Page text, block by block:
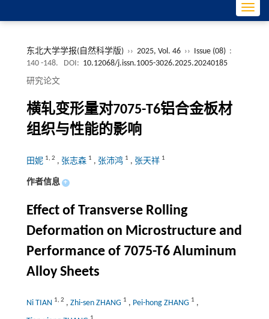
东北大学学报(自然科学版) ›› 2025, Vol. 46 ›› Issue (08) :
140 -148.
DOI: 10.12068/j.issn.1005-3026.2025.20240185
研究论文
横轧变形量对7075-T6铝合金板材
组织与性能的影响
田妮 1, 2 , 张志森 1 , 张沛鸿 1 , 张天祥 1
作者信息 +
Effect of Transverse Rolling
Deformation on Microstructure and
Performance of 7075-T6 Aluminum
Alloy Sheets
Ni TIAN 1, 2 , Zhi-sen ZHANG 1 , Pei-hong ZHANG 1 ,